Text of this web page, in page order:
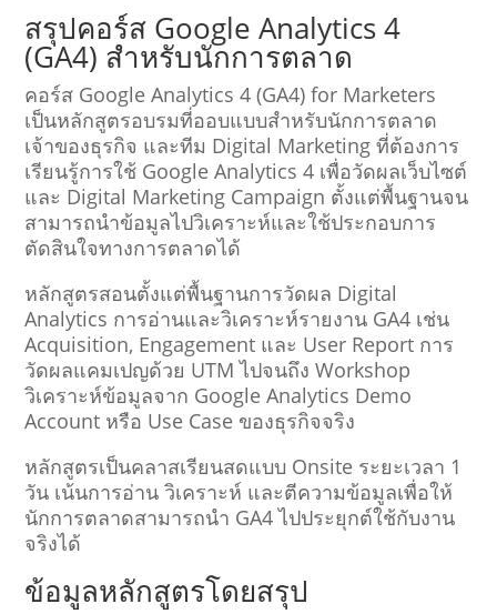
สรุปคอร์ส Google Analytics 4
(GA4) สำหรับนักการตลาด
คอร์ส Google Analytics 4 (GA4) for Marketers
เป็นหลักสูตรอบรมที่ออบแบบสำหรับนักการตลาด
เจ้าของธุรกิจ และทีม Digital Marketing ที่ต้องการ
เรียนรู้การใช้ Google Analytics 4 เพื่อวัดผลเว็บไซต์
และ Digital Marketing Campaign ตั้งแต่พื้นฐานจน
สามารถนำข้อมูลไปวิเคราะห์และใช้ประกอบการ
ตัดสินใจทางการตลาดได้
หลักสูตรสอนตั้งแต่พื้นฐานการวัดผล Digital
Analytics การอ่านและวิเคราะห์รายงาน GA4 เช่น
Acquisition, Engagement และ User Report การ
วัดผลแคมเปญด้วย UTM ไปจนถึง Workshop
วิเคราะห์ข้อมูลจาก Google Analytics Demo
Account หรือ Use Case ของธุรกิจจริง
หลักสูตรเป็นคลาสเรียนสดแบบ Onsite ระยะเวลา 1
วัน เน้นการอ่าน วิเคราะห์ และตีความข้อมูลเพื่อให้
นักการตลาดสามารถนำ GA4 ไปประยุกต์ใช้กับงาน
จริงได้
ข้อมูลหลักสูตรโดยสรุป